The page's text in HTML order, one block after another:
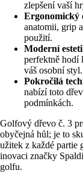
zlepšení vaší
Ergonomický
anatomii, grip
použití.
Moderní
perfektně hodí
váš osobní styl.
Pokročilá
nabízí toto
podmínkách.
Golfový dřevo č. 3
obyčejná hůl; je to
užitek z každé partie
inovaci značky
golfu.